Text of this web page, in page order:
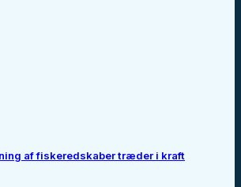
af fiskeredskaber træder i kraft